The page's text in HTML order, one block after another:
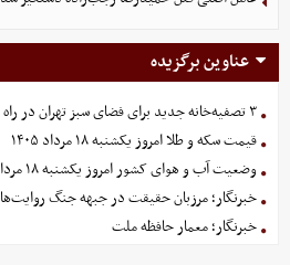
عناوین برگزیده
۳ تصفیه‌خانه جدید برای فضای سبز تهران در راه است
قیمت سکه و طلا امروز یکشنبه ۱۸ مرداد ۱۴۰۵
وضعیت آب و هوای کشور امروز یکشنبه ۱۸ مرداد ۱۴۰۵
خبرنگار؛ مرزبان حقیقت در جبهه جنگ روایت‌ها
خبرنگار؛ معمار حافظه ملت